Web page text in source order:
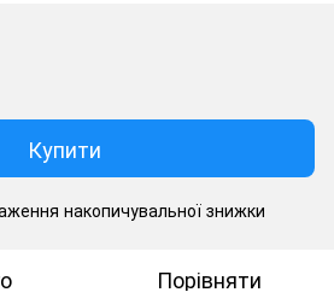
Купити
накопичувальної знижки
Порівняти